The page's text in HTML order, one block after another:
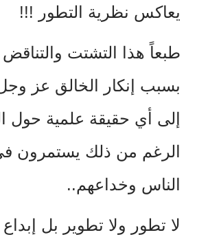
يعاكس نظرية التطور !!!
طبعاً هذا التشتت والتناقض
بسبب إنكار الخالق عز
إلى أي حقيقة علمية حول
الرغم من ذلك يستمرون
الناس وخداعهم..
لا تطور ولا تطوير بل إبداع